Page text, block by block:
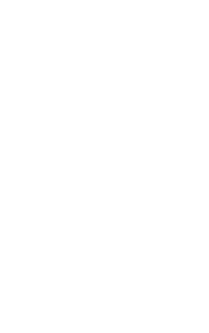
entscheiden, ob Sie die Cookies